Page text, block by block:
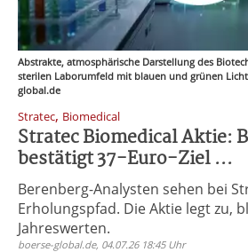
Abstrakte, atmosphärische Darstellung des
sterilen Laborumfeld mit blauen und grünen
global.de
Stratec, Biomedical
Stratec Biomedical Aktie:
bestätigt 37-Euro-Ziel ...
Berenberg-Analysten sehen bei
Erholungspfad. Die Aktie legt zu,
Jahreswerten.
boerse-global.de, 04.07.26 18:45 Uhr